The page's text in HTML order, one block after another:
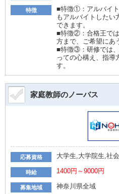
特徴
■特徴①：アルバイ
もアルバイトしたい
できます。
■特徴②：合格王で
方まで、ご希望にあ
■特徴③：研修では
っての心構え、指導
す。
家庭教師のノーバス
応募資格 大学生,大学院生,社
時給 1400円～9000円
募集地域 神奈川県全域